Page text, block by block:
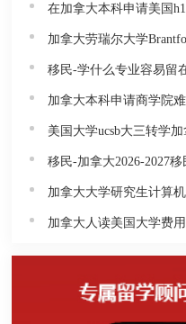
在加拿大本科申请美国
加拿大劳瑞尔大学
移民-学什么专业容易留
加拿大本科申请商学院
美国大学ucsb大三转学
移民-加拿大2026-2027
加拿大大学研究生计算
加拿大人读美国大学费